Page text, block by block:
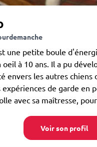
une petite boule
oeil à 10 ans. Il a pu
envers les autres chiens
expériences de garde en
avec sa maîtresse,
Voir son profil